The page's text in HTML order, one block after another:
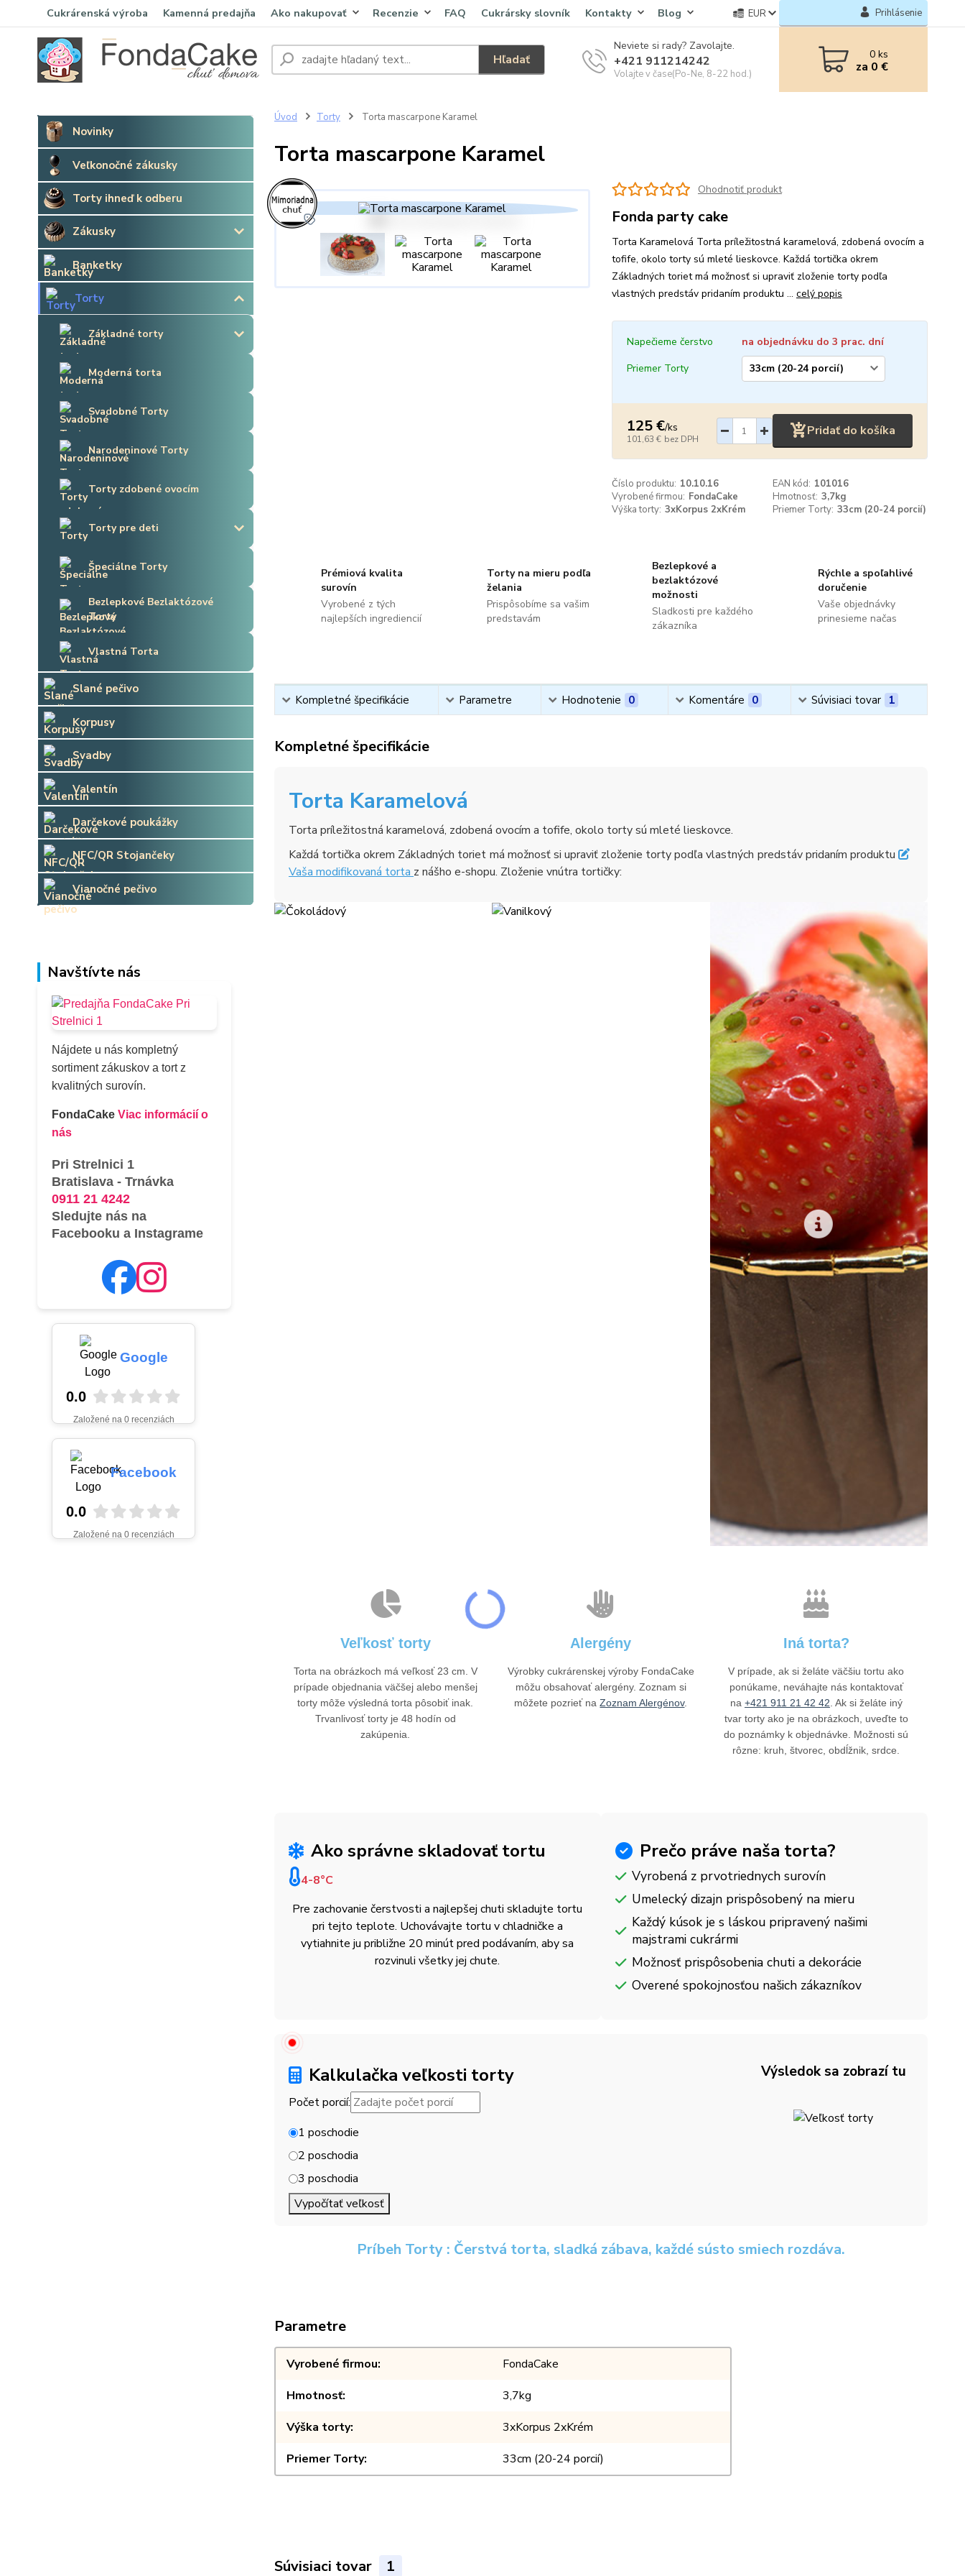
Cukrárenská výroba Kamenná predajňa Ako nakupovať Recenzie FAQ Cukrársky slovník Kontakty Blog EUR Prihlásenie
Hľadať
Neviete si rady? Zavolajte.
+421 911214242
Volajte v čase(Po-Ne, 8-22 hod.)
0ks
za 0 €
Novinky
Veľkonočné zákusky
Torty ihneď k odberu
Zákusky
Banketky
Torty
Základné torty
Moderná torta
Svadobné Torty
Narodeninové Torty
Torty zdobené ovocím
Torty pre deti
Špeciálne Torty
Bezlepkové Bezlaktózové
Torty
Vlastná Torta
Slané pečivo
Korpusy
Svadby
Valentín
Darčekové poukážky
NFC/QR Stojančeky
Vianočné pečivo
Navštívte nás
Nájdete u nás kompletný
sortiment zákuskov a tort z
kvalitných surovín.
FondaCake Viac informácií o
nás
Pri Strelnici 1
Bratislava - Trnávka
0911 21 4242
Sledujte nás na
Facebooku a Instagrame
Google
0.0
Založené na 0 recenziách
Facebook
0.0
Založené na 0 recenziách
Úvod Torty Torta mascarpone Karamel
Torta mascarpone Karamel
Ohodnotiť produkt
Fonda party cake
Torta Karamelová Torta príležitostná karamelová, zdobená ovocím a
tofife, okolo torty sú mleté lieskovce. Každá tortička okrem
Základných toriet má možnosť si upraviť zloženie torty podľa
vlastných predstáv pridaním produktu ... celý popis
Napečieme čerstvo
na objednávku do 3 prac. dní
Priemer Torty
125 €/ks
101,63 € bez DPH
Pridať do košíka
Číslo produktu: 10.10.16 EAN kód: 101016
Vyrobené firmou: FondaCake Hmotnosť: 3,7kg
Výška torty: 3xKorpus 2xKrém Priemer Torty: 33cm (20-24 porcií)
Prémiová kvalita
surovín
Vyrobené z tých
najlepších ingrediencií
Torty na mieru podľa
želania
Prispôsobíme sa vašim
predstavám
Bezlepkové a
bezlaktózové
možnosti
Sladkosti pre každého
zákazníka
Rýchle a spoľahlivé
doručenie
Vaše objednávky
prinesieme načas
Kompletné špecifikácie Parametre Hodnotenie 0 Komentáre 0 Súvisiaci tovar 1
Kompletné špecifikácie
Torta Karamelová
Torta príležitostná karamelová, zdobená ovocím a tofife, okolo torty sú mleté lieskovce.
Každá tortička okrem Základných toriet má možnosť si upraviť zloženie torty podľa vlastných predstáv pridaním produktu
Vaša modifikovaná torta z nášho e-shopu. Zloženie vnútra tortičky:
Veľkosť torty
Torta na obrázkoch má veľkosť 23 cm. V
prípade objednania väčšej alebo menšej
torty môže výsledná torta pôsobiť inak.
Trvanlivosť torty je 48 hodín od
zakúpenia.
Alergény
Výrobky cukrárenskej výroby FondaCake
môžu obsahovať alergény. Zoznam si
môžete pozrieť naZoznam Alergénov.
Iná torta?
V prípade, ak si želáte väčšiu tortu ako
ponúkame, neváhajte nás kontaktovať
na +421 911 21 42 42 . Ak si želáte iný
tvar torty ako je na obrázkoch, uveďte to
do poznámky k objednávke. Možnosti sú
rôzne: kruh, štvorec, obdĺžnik, srdce.
Ako správne skladovať tortu
4-8°C
Pre zachovanie čerstvosti a najlepšej chuti skladujte tortu
pri tejto teplote. Uchovávajte tortu v chladničke a
vytiahnite ju približne 20 minút pred podávaním, aby sa
rozvinuli všetky jej chute.
Prečo práve naša torta?
Vyrobená z prvotriednych surovín
Umelecký dizajn prispôsobený na mieru
Každý kúsok je s láskou pripravený našimi
majstrami cukrármi
Možnosť prispôsobenia chuti a dekorácie
Overené spokojnosťou našich zákazníkov
Kalkulačka veľkosti torty
Počet porcií:
1 poschodie
2 poschodia
3 poschodia
Vypočítať veľkosť
Výsledok sa zobrazí tu
Príbeh Torty : Čerstvá torta, sladká zábava, každé sústo smiech rozdáva.
Parametre
Vyrobené firmou
FondaCake
Hmotnosť
3,7kg
Výška torty
3xKorpus 2xKrém
Priemer Torty
33cm (20-24 porcií)
Súvisiaci tovar 1